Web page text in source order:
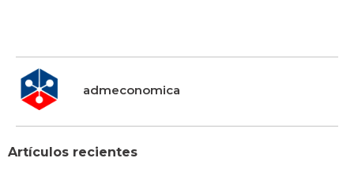
admeconomica
Artículos recientes